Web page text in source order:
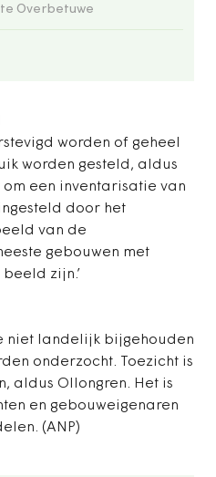
Overbetuwe
worden of geheel
worden gesteld, aldus
een inventarisatie van
door het
van de
gebouwen met
zijn.’
niet landelijk bijgehouden
onderzocht. Toezicht is
aldus Ollongren. Het is
en gebouweigenaren
(ANP)